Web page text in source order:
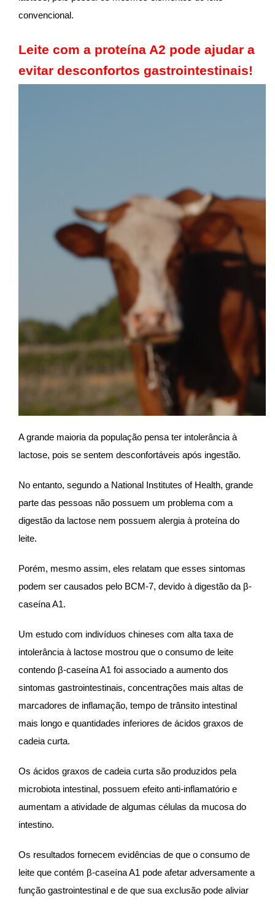
convencional.
Leite com a proteína A2 pode ajudar a
evitar desconfortos gastrointestinais!
A grande maioria da população pensa ter intolerância à
lactose, pois se sentem desconfortáveis após ingestão.
No entanto, segundo a National Institutes of Health, grande
parte das pessoas não possuem um problema com a
digestão da lactose nem possuem alergia à proteína do
leite.
Porém, mesmo assim, eles relatam que esses sintomas
podem ser causados pelo BCM-7, devido à digestão da β-
caseína A1.
Um estudo com indivíduos chineses com alta taxa de
intolerância à lactose mostrou que o consumo de leite
contendo β-caseína A1 foi associado a aumento dos
sintomas gastrointestinais, concentrações mais altas de
marcadores de inflamação, tempo de trânsito intestinal
mais longo e quantidades inferiores de ácidos graxos de
cadeia curta.
Os ácidos graxos de cadeia curta são produzidos pela
microbiota intestinal, possuem efeito anti-inflamatório e
aumentam a atividade de algumas células da mucosa do
intestino.
Os resultados fornecem evidências de que o consumo de
leite que contém β-caseína A1 pode afetar adversamente a
função gastrointestinal e de que sua exclusão pode aliviar